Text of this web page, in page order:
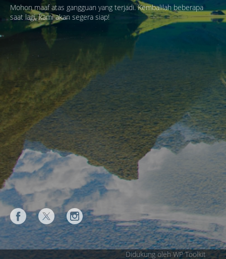
Mohon maaf atas gangguan yang terjadi. Kembalilah beberapa
saat lagi, kami akan segera siap!
Didukung oleh WP Toolkit